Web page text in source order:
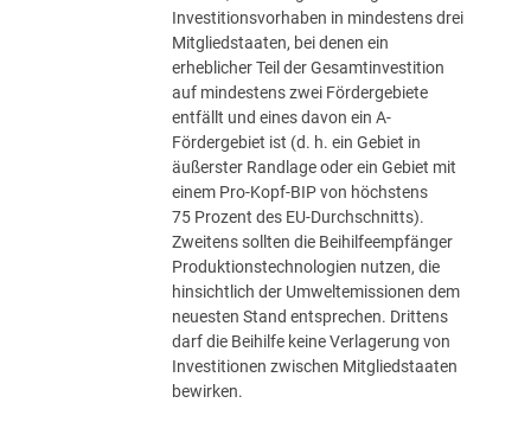
Investitionsvorhaben in mindestens drei
Mitgliedstaaten, bei denen ein
erheblicher Teil der Gesamtinvestition
auf mindestens zwei Fördergebiete
entfällt und eines davon ein A-
Fördergebiet ist (d. h. ein Gebiet in
äußerster Randlage oder ein Gebiet mit
einem Pro-Kopf-BIP von höchstens
75 Prozent des EU-Durchschnitts).
Zweitens sollten die Beihilfeempfänger
Produktionstechnologien nutzen, die
hinsichtlich der Umweltemissionen dem
neuesten Stand entsprechen. Drittens
darf die Beihilfe keine Verlagerung von
Investitionen zwischen Mitgliedstaaten
bewirken.